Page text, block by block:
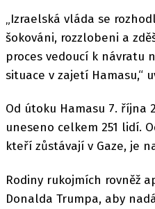
„Izraelská vláda se
šokováni, rozzlobeni a
proces vedoucí k návratu
situace v zajetí Hamasu,“
Od útoku Hamasu 7. října
uneseno celkem 251 lidí.
kteří zůstávají v Gaze, je
Rodiny rukojmích rovněž
Donalda Trumpa, aby